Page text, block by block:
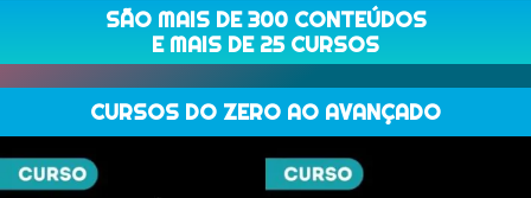
SÃO MAIS DE 300 CONTEÚDOS
E MAIS DE 25 CURSOS
CURSOS DO ZERO AO AVANÇADO